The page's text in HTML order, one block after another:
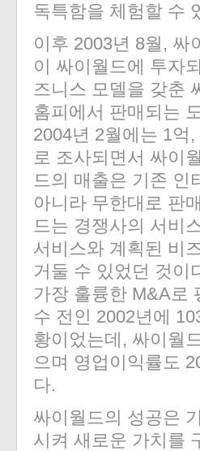
독특함을 체험할 수
이후 2003년 8월, 싸
이 싸이월드에 투자
즈니스 모델을 갖춘
홈피에서 판매되는
2004년 2월에는 1억
로 조사되면서 싸이
드의 매출은 기존 인
아니라 무한대로 판
드는 경쟁사의 서비
서비스와 계획된 비
거둘 수 있었던 것이
가장 훌륭한 M&A로
수 전인 2002년에
황이었는데, 싸이월
으며 영업이익률도
다.
싸이월드의 성공은
시켜 새로운 가치를